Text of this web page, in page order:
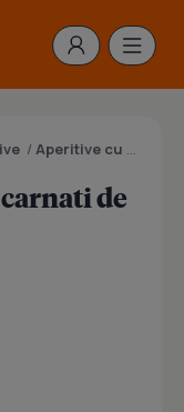
/ Aperitive cu carne
de